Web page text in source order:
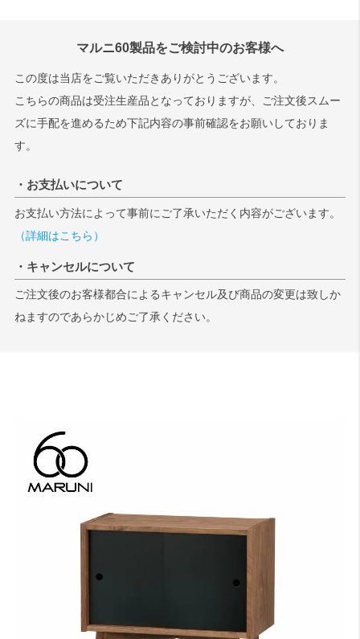
マルニ60製品をご検討中のお客様へ
この度は当店をご覧いただきありがとうございます。
こちらの商品は受注生産品となっておりますが、ご注文後スムー
ズに手配を進めるため下記内容の事前確認をお願いしておりま
す。
・お支払いについて
お支払い方法によって事前にご了承いただく内容がございます。
（詳細はこちら）
・キャンセルについて
ご注文後のお客様都合によるキャンセル及び商品の変更は致しか
ねますのであらかじめご了承ください。